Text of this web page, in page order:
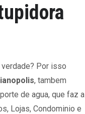
Por isso
, tambem
de agua, que faz a
Lojas, Condominio e